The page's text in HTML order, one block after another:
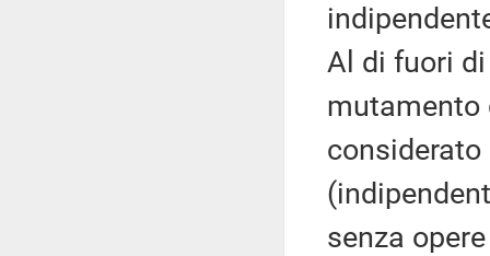
Al di fuori
mutamento
senza